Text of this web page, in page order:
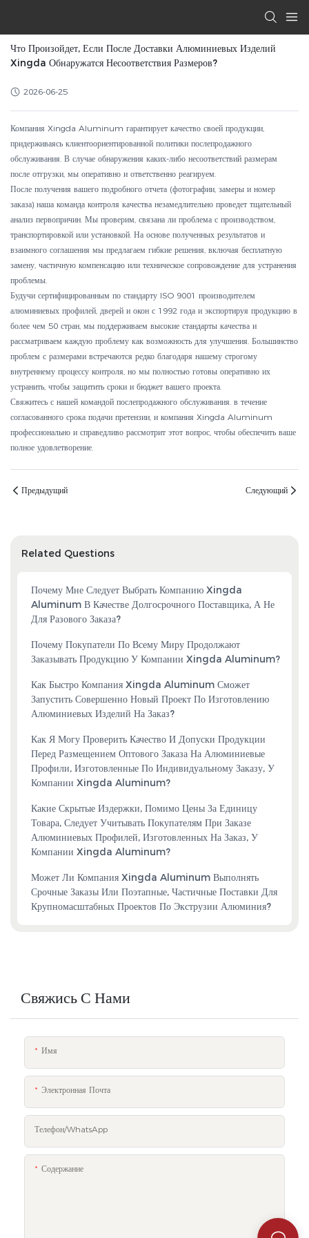
Что Произойдет, Если После Доставки Алюминиевых Изделий
Xingda Обнаружатся Несоответствия Размеров?
2026-06-25
Компания Xingda Aluminum гарантирует качество своей продукции,
придерживаясь клиентоориентированной политики послепродажного
обслуживания. В случае обнаружения каких-либо несоответствий размерам
после отгрузки, мы оперативно и ответственно реагируем.
После получения вашего подробного отчета (фотографии, замеры и номер
заказа) наша команда контроля качества незамедлительно проведет тщательный
анализ первопричин. Мы проверим, связана ли проблема с производством,
транспортировкой или установкой. На основе полученных результатов и
взаимного соглашения мы предлагаем гибкие решения, включая бесплатную
замену, частичную компенсацию или техническое сопровождение для устранения
проблемы.
Будучи сертифицированным по стандарту ISO 9001 производителем
алюминиевых профилей, дверей и окон с 1992 года и экспортируя продукцию в
более чем 50 стран, мы поддерживаем высокие стандарты качества и
рассматриваем каждую проблему как возможность для улучшения. Большинство
проблем с размерами встречаются редко благодаря нашему строгому
внутреннему процессу контроля, но мы полностью готовы оперативно их
устранить, чтобы защитить сроки и бюджет вашего проекта.
Свяжитесь с нашей командой послепродажного обслуживания. в течение
согласованного срока подачи претензии, и компания Xingda Aluminum
профессионально и справедливо рассмотрит этот вопрос, чтобы обеспечить ваше
полное удовлетворение.
Предыдущий Следующий
Related Questions
Почему Мне Следует Выбрать Компанию Xingda
Aluminum В Качестве Долгосрочного Поставщика, А Не
Для Разового Заказа?
Почему Покупатели По Всему Миру Продолжают
Заказывать Продукцию У Компании Xingda Aluminum?
Как Быстро Компания Xingda Aluminum Сможет
Запустить Совершенно Новый Проект По Изготовлению
Алюминиевых Изделий На Заказ?
Как Я Могу Проверить Качество И Допуски Продукции
Перед Размещением Оптового Заказа На Алюминиевые
Профили, Изготовленные По Индивидуальному Заказу, У
Компании Xingda Aluminum?
Какие Скрытые Издержки, Помимо Цены За Единицу
Товара, Следует Учитывать Покупателям При Заказе
Алюминиевых Профилей, Изготовленных На Заказ, У
Компании Xingda Aluminum?
Может Ли Компания Xingda Aluminum Выполнять
Срочные Заказы Или Поэтапные, Частичные Поставки Для
Крупномасштабных Проектов По Экструзии Алюминия?
Свяжись С Нами
Имя
Электронная Почта
Телефон/WhatsApp
Содержание